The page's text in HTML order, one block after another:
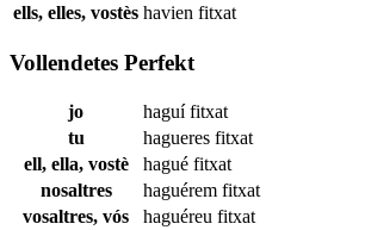
ells, elles, vostès havien fitxat
Vollendetes Perfekt
jo haguífitxat
tu
hagueres fitxat
ell, ella, vostè
hagué fitxat
nosaltres
haguérem fitxat
vosaltres, vós
haguéreu fitxat